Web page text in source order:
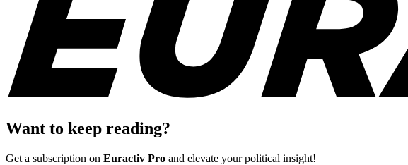
Want to keep reading?
Get a subscription on Euractiv Pro and elevate your political insight!